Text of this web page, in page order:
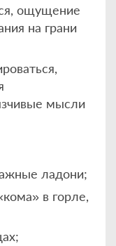
ощущение
на грани
мысли
ладони;
в горле,